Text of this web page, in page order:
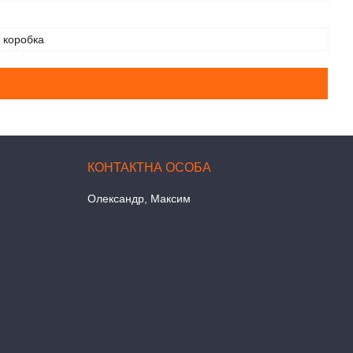
Олександр, Максим